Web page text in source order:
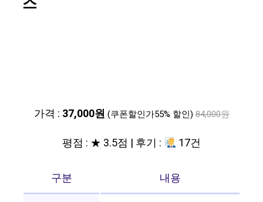
가격 : 37,000원 (쿠폰할인가55% 할인) 84,000원
평점 : ★ 3.5점 | 후기 : 17건
구분
내용